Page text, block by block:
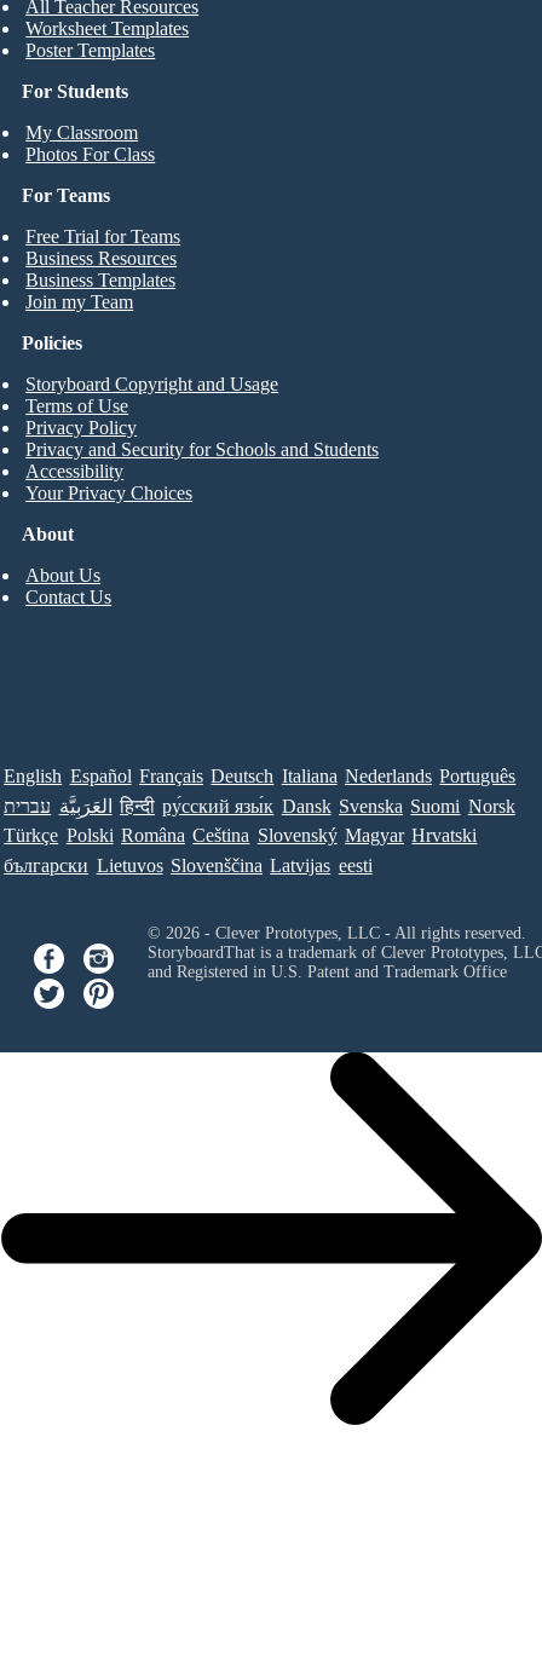
For Students
My Classroom
Photos For Class
All Teacher Resources
Worksheet Templates
Poster Templates
For Teams
Free Trial for Teams
Business Resources
Business Templates
Join my Team
About
About Us
Contact Us
Policies
Storyboard Copyright and Usage
Terms of Use
Privacy Policy
Privacy and Security for Schools and Students
Accessibility
Your Privacy Choices
English Español Français Deutsch Italiana Nederlands Português
עברית العَرَبِيَّة हिन्दी ру́сский язы́к Dansk Svenska Suomi Norsk
Türkçe Polski Româna Ceština Slovenský Magyar Hrvatski
български Lietuvos Slovenščina Latvijas eesti
© 2026 - Clever Prototypes, LLC - All rights reserved.
StoryboardThat is a trademark of Clever Prototypes,
and Registered in U.S. Patent and Trademark Office